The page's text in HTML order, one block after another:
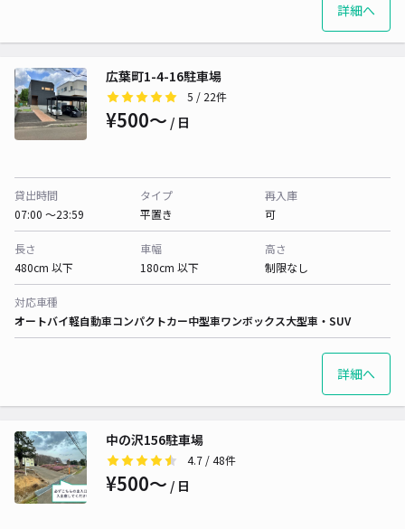
詳細へ
広葉町1-4-16駐車場
5 / 22件
¥500〜 / 日
貸出時間
07:00 〜23:59
タイプ
平置き
再入庫
可
長さ
480cm 以下
車幅
180cm 以下
高さ
制限なし
対応車種
オートバイ軽自動車コンパクトカー中型車ワンボックス大型車・SUV
詳細へ
中の沢156駐車場
4.7 / 48件
¥500〜 / 日